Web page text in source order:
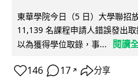
東華學院今日（5 日）大學聯招
11,139 名課程申請人錯誤發出
以為獲得學位取錄，事...
閱讀
146 17 ↗ 分享